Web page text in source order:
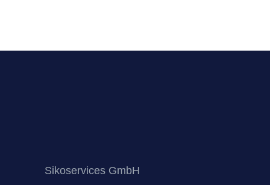
Sikoservices GmbH